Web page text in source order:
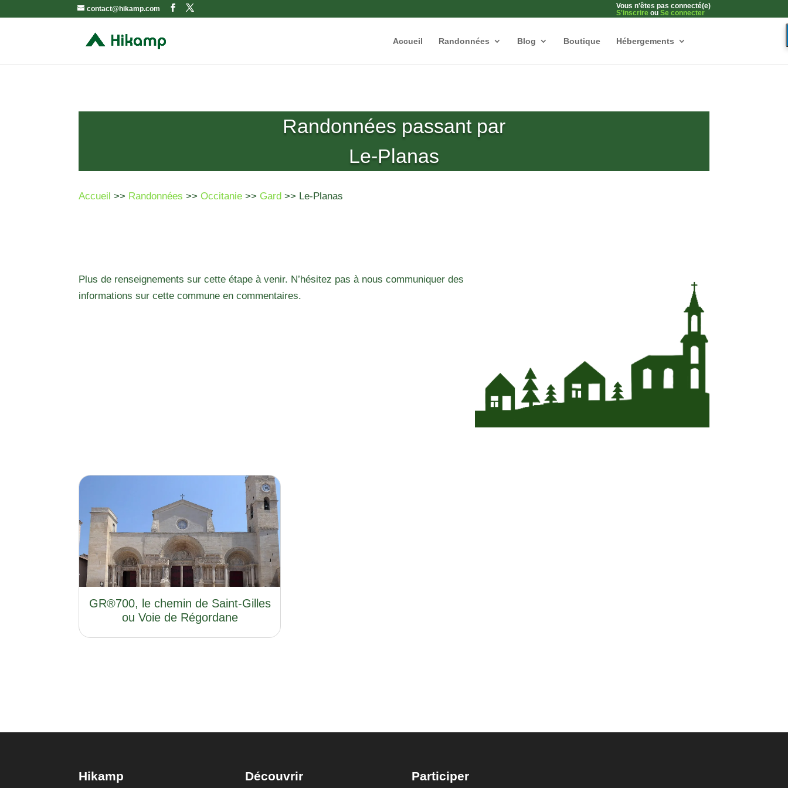
contact@hikamp.com
Vous n'êtes pas connecté(e)
S'inscrire ou Se connecter
Accueil Randonnées Blog Boutique Hébergements
Randonnées passant par
Le-Planas
Accueil >> Randonnées >>Occitanie >> Gard >> Le-Planas
Plus de renseignements sur cette étape à venir. N’hésitez pas à nous communiquer des
informations sur cette commune en commentaires.
GR®700, le chemin de Saint-Gilles
ou Voie de Régordane
Hikamp Découvrir Participer